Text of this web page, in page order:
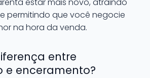
permitindo que você negocie
na hora da venda.
entre
e enceramento?